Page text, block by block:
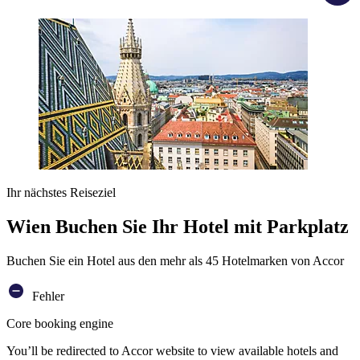
Ihr nächstes Reiseziel
Wien Buchen Sie Ihr Hotel mit Parkplatz
Buchen Sie ein Hotel aus den mehr als 45 Hotelmarken von Accor
Fehler
Core booking engine
You’ll be redirected to Accor website to view available hotels and